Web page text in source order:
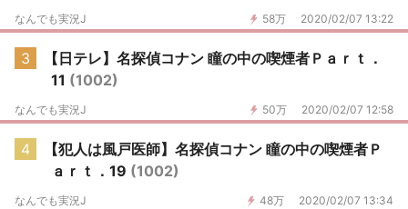
58万 2020/02/07 13:22
なんでも実況J
3
【日テレ】名探偵コナン 瞳の中の喫煙者Ｐａｒｔ．
11 (1002)
50万 2020/02/07 12:58
なんでも実況J
4
【犯人は風戸医師】名探偵コナン 瞳の中の喫煙者Ｐ
ａｒｔ．19 (1002)
48万 2020/02/07 13:34
なんでも実況J